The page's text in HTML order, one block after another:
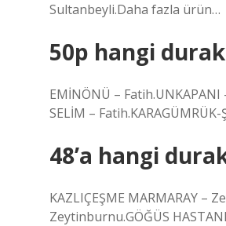
Sultanbeyli.Daha fazla ürün…
50p hangi
EMİNÖNÜ – Fatih.UNKAPANI
SELİM –
48’a hangi
KAZLIÇEŞME MARMARAY –
Zeytinburnu.GÖĞÜS